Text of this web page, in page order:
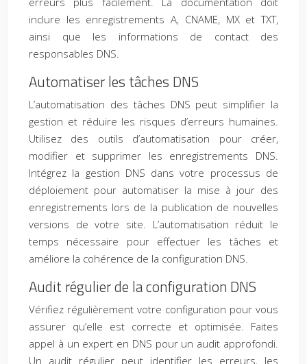
inclure les enregistrements A, CNAME, MX et TXT,
ainsi que les informations de contact des
responsables DNS.
Automatiser les tâches DNS
L’automatisation des tâches DNS peut simplifier la
gestion et réduire les risques d’erreurs humaines.
Utilisez des outils d’automatisation pour créer,
modifier et supprimer les enregistrements DNS.
Intégrez la gestion DNS dans votre processus de
déploiement pour automatiser la mise à jour des
enregistrements lors de la publication de nouvelles
versions de votre site. L’automatisation réduit le
temps nécessaire pour effectuer les tâches et
améliore la cohérence de la configuration DNS.
Audit régulier de la configuration DNS
Vérifiez régulièrement votre configuration pour vous
assurer qu’elle est correcte et optimisée. Faites
appel à un expert en DNS pour un audit approfondi.
Un audit régulier peut identifier les erreurs, les